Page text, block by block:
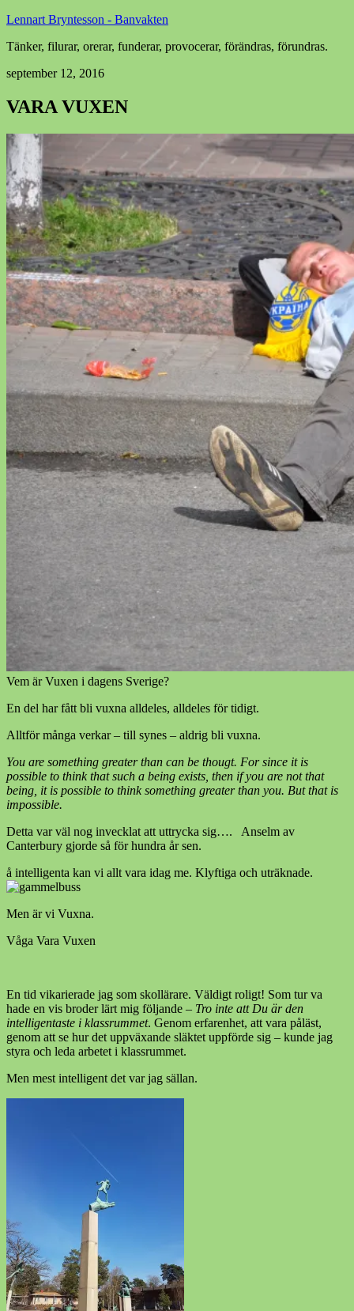
Lennart Bryntesson - Banvakten
Tänker, filurar, orerar, funderar, provocerar, förändras, förundras.
september 12, 2016
VARA VUXEN
Vem är Vuxen i dagens Sverige?
En del har fått bli vuxna alldeles, alldeles för tidigt.
Alltför många verkar – till synes – aldrig bli vuxna.
You are something greater than can be thougt. For since it is
possible to think that such a being exists, then if you are not that
being, it is possible to think something greater than you. But that is
impossible.
Detta var väl nog invecklat att uttrycka sig…. Anselm av
Canterbury gjorde så för hundra år sen.
å intelligenta kan vi allt vara idag me. Klyftiga och uträknade.
Men är vi Vuxna.
Våga Vara Vuxen
En tid vikarierade jag som skollärare. Väldigt roligt! Som tur va
hade en vis broder lärt mig följande – Tro inte att Du är den
intelligentaste i klassrummet. Genom erfarenhet, att vara påläst,
genom att se hur det uppväxande släktet uppförde sig – kunde jag
styra och leda arbetet i klassrummet.
Men mest intelligent det var jag sällan.